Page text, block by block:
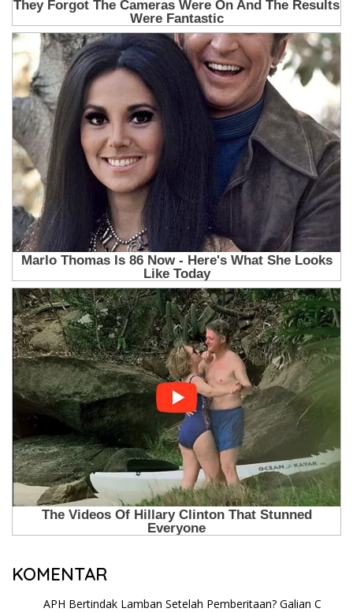
KOMENTAR
APH Bertindak Lamban Setelah Pemberitaan? Galian C